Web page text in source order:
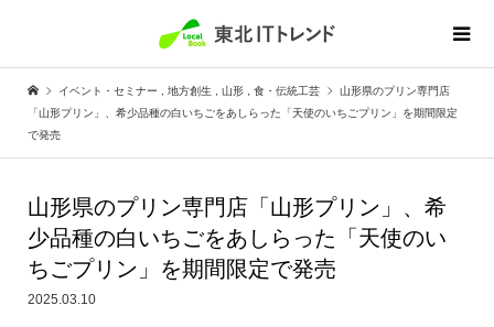
イベント・セミナー 地方創生 山形 食・伝統工芸
山形県のプリン専門店
「山形プリン」、希少品種の白いちごをあしらった「天使のいちごプリン」を期間限定
で発売
山形県のプリン専門店「山形プリン」、希
少品種の白いちごをあしらった「天使のい
ちごプリン」を期間限定で発売
2025.03.10